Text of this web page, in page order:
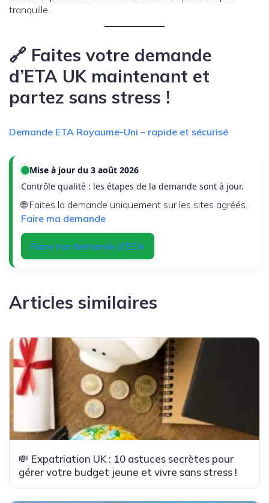
tranquille.
🔗 Faites votre demande
d’ETA UK maintenant et
partez sans stress !
Demande ETA Royaume-Uni – rapide et sécurisé
Mise à jour du 3 août 2026
Contrôle qualité : les étapes de la demande sont à jour.
🌐 Faites la demande uniquement sur les sites agréés.
Faire ma demande
Faire ma demande d’ETA
Articles similaires
💸 Expatriation UK : 10 astuces secrètes pour
gérer votre budget jeune et vivre sans stress !